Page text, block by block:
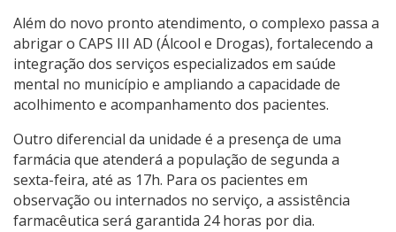
Além do novo pronto atendimento, o complexo passa a
abrigar o CAPS III AD (Álcool e Drogas), fortalecendo a
integração dos serviços especializados em saúde
mental no município e ampliando a capacidade de
acolhimento e acompanhamento dos pacientes.
Outro diferencial da unidade é a presença de uma
farmácia que atenderá a população de segunda a
sexta-feira, até as 17h. Para os pacientes em
observação ou internados no serviço, a assistência
farmacêutica será garantida 24 horas por dia.